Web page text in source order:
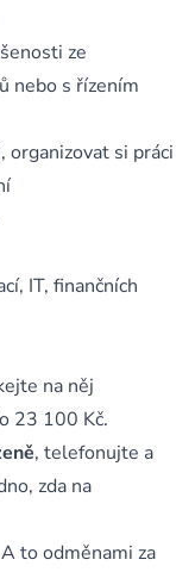
ze
nebo s řízením
organizovat si práci
IT, finančních
na něj
23 100 Kč.
, telefonujte a
zda na
to odměnami za